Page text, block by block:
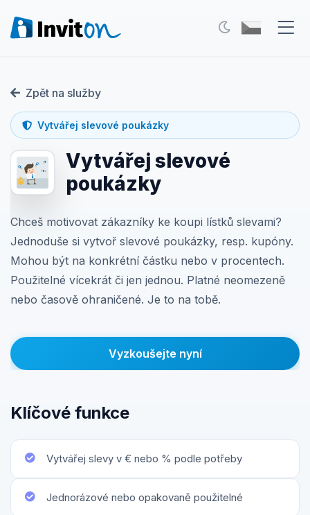
Naše služby
Blog
Akce
FAQ
Kontakt
Přepnout na tmavý režim
Přihlášení
Zpět na služby
Vytvářej slevové poukázky
Vytvářej slevové
poukázky
Chceš motivovat zákazníky ke koupi lístků slevami?
Jednoduše si vytvoř slevové poukázky, resp. kupóny.
Mohou být na konkrétní částku nebo v procentech.
Použitelné vícekrát či jen jednou. Platné neomezeně
nebo časově ohraničené. Je to na tobě.
Vyzkoušejte nyní
Klíčové funkce
Vytvářej slevy v € nebo % podle potřeby
Jednorázové nebo opakovaně použitelné